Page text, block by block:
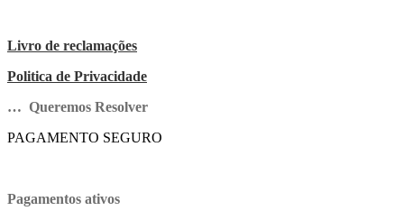
Livro de reclamações
Politica de Privacidade
… Queremos Resolver
PAGAMENTO SEGURO
Pagamentos ativos